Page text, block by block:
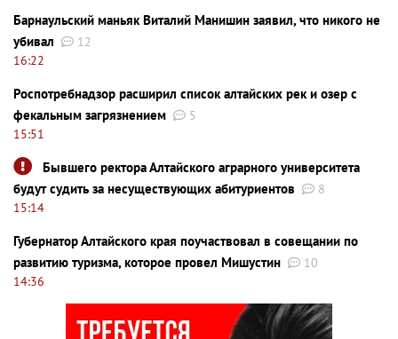
Барнаульский маньяк Виталий Манишин заявил, что никого не
убивал
12
16:22
Роспотребнадзор расширил список алтайских рек и озер с
фекальным загрязнением
5
15:51
Бывшего ректора Алтайского аграрного университета
будут судить за несуществующих абитуриентов
8
15:14
Губернатор Алтайского края поучаствовал в совещании по
развитию туризма, которое провел Мишустин
10
14:36